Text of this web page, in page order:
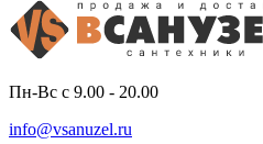
Пн-Вс с 9.00 - 20.00
info@vsanuzel.ru